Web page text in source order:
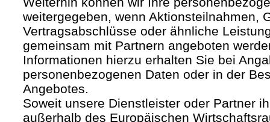
weitergegeben, wenn Aktionsteilnahmen,
Vertragsabschlüsse oder ähnliche
gemeinsam mit Partnern angeboten
Informationen hierzu erhalten Sie bei
personenbezogenen Daten oder in der
Angebotes.
Soweit unsere Dienstleister oder Partner
außerhalb des Europäischen